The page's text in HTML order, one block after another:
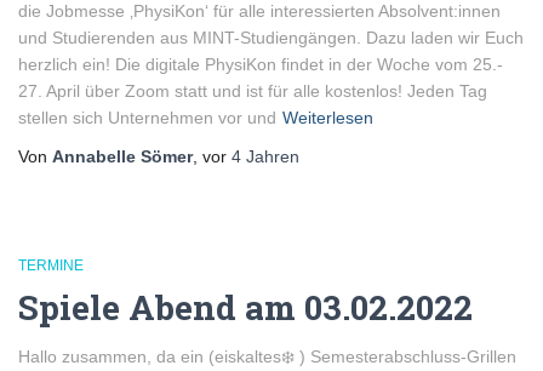
die Jobmesse ‚PhysiKon‘ für alle interessierten Absolvent:innen
und Studierenden aus MINT-Studiengängen. Dazu laden wir Euch
herzlich ein! Die digitale PhysiKon findet in der Woche vom 25.-
27. April über Zoom statt und ist für alle kostenlos! Jeden Tag
stellen sich Unternehmen vor und Weiterlesen
Von Annabelle Sömer, vor 4 Jahren
TERMINE
Spiele Abend am 03.02.2022
Hallo zusammen, da ein (eiskaltes❄️ ) Semesterabschluss-Grillen